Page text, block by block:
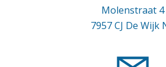
Molenstraat 4
7957 CJ De Wijk